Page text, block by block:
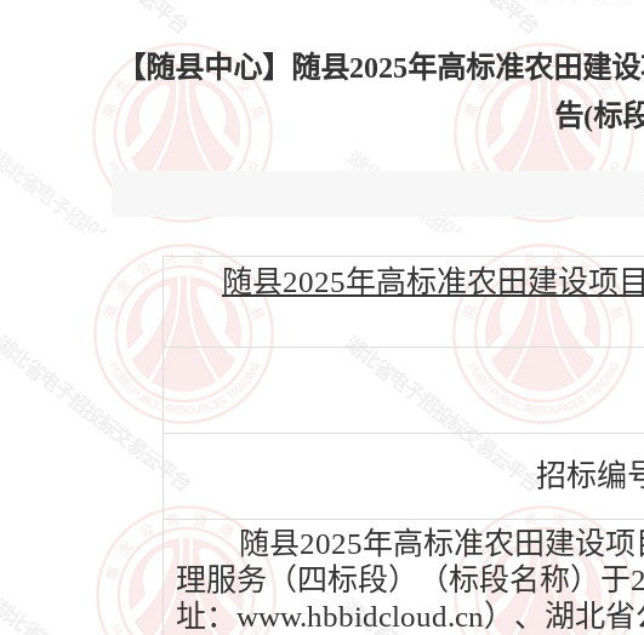
【随县中心】随县2025年高标准农田建
告(标
随县2025年高标准农田建设项
招标编
随县2025年高标准农田建设项
理服务（四标段）（标段名称）于
址：www.hbbidcloud.cn）、湖北